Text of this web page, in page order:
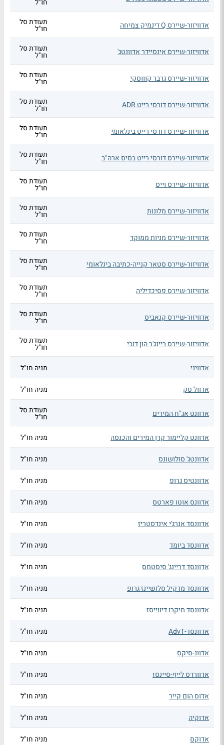
חו"ל
אדוויזור-שיירס Q דינמיק צמיחה תעודת סל
חו"ל
אדוויזור-שיירס אינסיידר אדוונטג' תעודת סל
חו"ל
אדוויזור-שיירס גרבר קוווסקי תעודת סל
חו"ל
אדוויזור-שיירס דורסי רייט ADR תעודת סל
חו"ל
אדוויזור-שיירס דורסי רייט בינלאומי תעודת סל
חו"ל
אדוויזור-שיירס דורסי רייט בסיס ארה"ב תעודת סל
חו"ל
אדוויזור-שיירס וייס תעודת סל
חו"ל
אדוויזור-שיירס מלונות תעודת סל
חו"ל
אדוויזור-שיירס מניות ממוקד תעודת סל
חו"ל
אדוויזור-שיירס סטאר קנייה-כתיבה בינלאומי תעודת סל
חו"ל
אדוויזור-שיירס פסיכדיליה תעודת סל
חו"ל
אדוויזור-שיירס קנאביס תעודת סל
חו"ל
אדוויזור-שיירס ריינג'ר הון דובי תעודת סל
חו"ל
אדוויני
מניה חו"ל
אדוול טק מניה חו"ל
אדוונט אג"ח המירים תעודת סל
חו"ל
אדוונט קליימור קרן המירים והכנסה
מניה חו"ל
אדוונטג' סולושונס מניה חו"ל
אדוונטיס גרופ מניה חו"ל
אדוונס אוטו פארטס מניה חו"ל
אדוונסד אנרג'י אינדסטריז מניה חו"ל
אדוונסד ביומד מניה חו"ל
אדוונסד דריינג' סיסטמס מניה חו"ל
אדוונסד מדקיל סלושיינז גרופ מניה חו"ל
אדוונסד מיקרו דיווייסז מניה חו"ל
אדוונסד-AdvT מניה חו"ל
אדוונ-סיקס מניה חו"ל
אדוורדס לייף-סיינסז מניה חו"ל
אדוס הום קייר מניה חו"ל
אדוקיה מניה חו"ל
אדוקס מניה חו"ל